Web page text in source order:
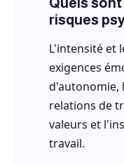
risques
L'intensité et
exigences
d'autonomie,
relations de
valeurs et
travail.